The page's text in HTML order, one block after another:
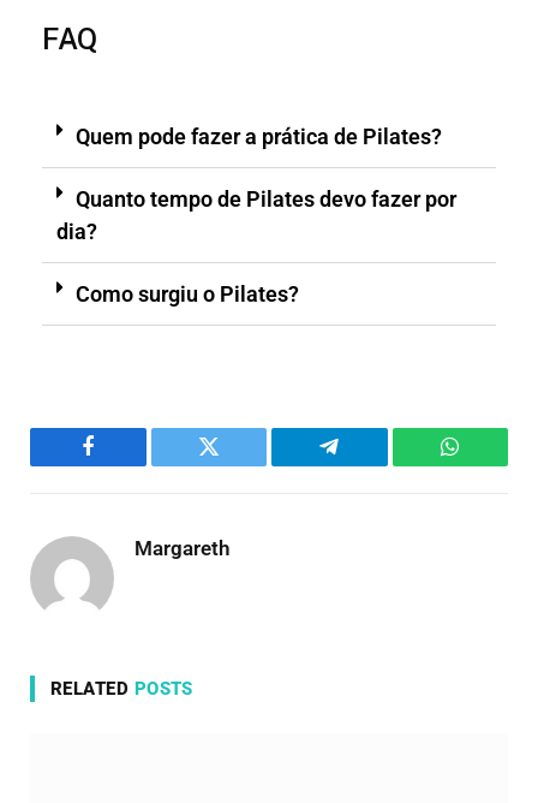
FAQ
Quem pode fazer a prática de Pilates?
Quanto tempo de Pilates devo fazer por
dia?
Como surgiu o Pilates?
Facebook Twitter Telegram
Margareth
RELATED POSTS